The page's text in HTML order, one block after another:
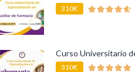
310€
Curso Universitario
310€